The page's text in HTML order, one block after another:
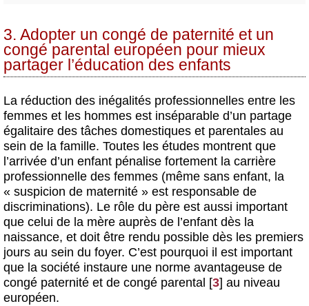
3. Adopter un congé de paternité et un
congé parental européen pour mieux
partager l’éducation des enfants
La réduction des inégalités professionnelles entre les
femmes et les hommes est inséparable d’un partage
égalitaire des tâches domestiques et parentales au
sein de la famille. Toutes les études montrent que
l’arrivée d’un enfant pénalise fortement la carrière
professionnelle des femmes (même sans enfant, la
« suspicion de maternité » est responsable de
discriminations). Le rôle du père est aussi important
que celui de la mère auprès de l’enfant dès la
naissance, et doit être rendu possible dès les premiers
jours au sein du foyer. C’est pourquoi il est important
que la société instaure une norme avantageuse de
congé paternité et de congé parental [3] au niveau
européen.